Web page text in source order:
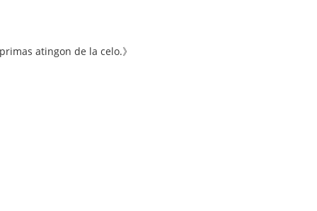
atingon de la celo.》